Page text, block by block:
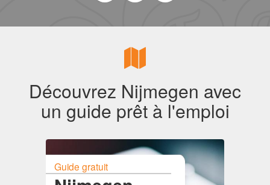
Découvrez Nijmegen avec
un guide prêt à l'emploi
Guide gratuit